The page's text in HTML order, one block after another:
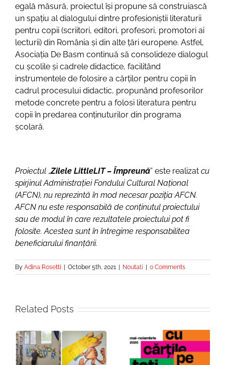
egală măsură, proiectul își propune să construiască
un spațiu al dialogului dintre profesioniștii literaturii
pentru copii (scriitori, editori, profesori, promotori ai
lecturii) din România și din alte țări europene. Astfel,
Asociația De Basm continuă să consolideze dialogul
cu școlile și cadrele didactice, facilitând
instrumentele de folosire a cărților pentru copii în
cadrul procesului didactic, propunând profesorilor
metode concrete pentru a folosi literatura pentru
copii în predarea conținuturilor din programa
școlară.
Proiectul „Zilele LittleLIT – Împreună” este realizat cu
spirjinul Administrației Fondului Cultural Național
(AFCN), nu reprezintă în mod necesar poziţia AFCN.
AFCN nu este responsabilă de conținutul proiectului
sau de modul în care rezultatele proiectului pot fi
folosite. Acestea sunt în întregime responsabilitea
beneficiarului finanțării.
By Adina Rosetti October 5th, 2021 Noutati 0 Comments
Related Posts